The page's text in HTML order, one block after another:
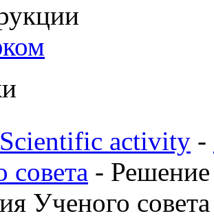
Scientific activity -
совета - Решение
Ученого